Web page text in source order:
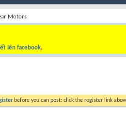
Motors
lên facebook.
before you can post: click the register link